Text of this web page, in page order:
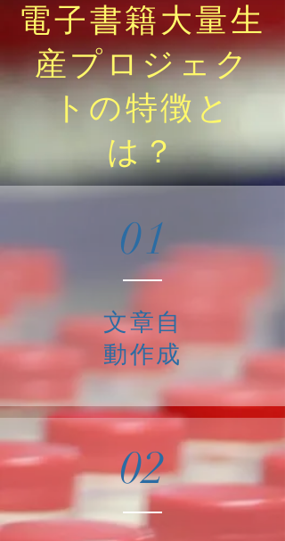
電子書籍大量生
産プロジェク
トの特徴と
は？
01
文章自
動作成
02